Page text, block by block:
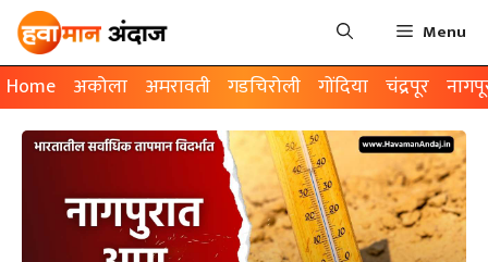
Menu
Home अकोला अमरावती गडचिरोली गोंदिया चंद्रपूर